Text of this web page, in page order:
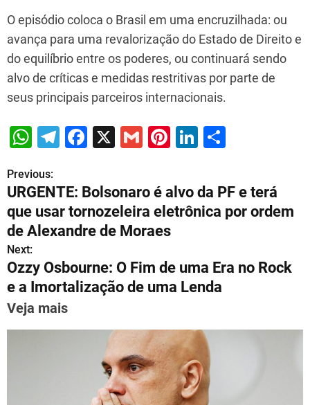
O episódio coloca o Brasil em uma encruzilhada: ou
avança para uma revalorização do Estado de Direito e
do equilíbrio entre os poderes, ou continuará sendo
alvo de críticas e medidas restritivas por parte de
seus principais parceiros internacionais.
W
at
s
A
p
T
e
gr
a
F
c
e
b
o
k
X
G
ai
l
Pi
er
e
st
Li
k
e
dI
ar
e
P
o
s
t
n
a
v
Previous:
URGENTE: Bolsonaro é alvo da PF e terá
que usar tornozeleira eletrônica por ordem
de Alexandre de Moraes
Next:
Ozzy Osbourne: O Fim de uma Era no Rock
e a Imortalização de uma Lenda
Veja mais